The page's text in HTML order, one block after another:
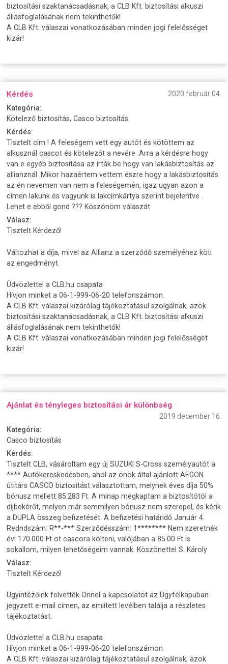
biztosítási szaktanácsadásnak, a CLB Kft. biztosítási alkuszi
állásfoglalásának nem tekinthetők!
A CLB Kft. válaszai vonatkozásában minden jogi felelősséget
kizár!
Kérdés
2020 február 04.
Kategória:
Kötelező biztosítás, Casco biztosítás
Kérdés:
Tisztelt cím ! A feleségem vett egy autót és kötöttem az
alkusznál cascot és kötelezőt a nevére .Arra a kérdésre hogy
van e egyéb biztosítása az írták be hogy van lakásbiztosítás az
allianznál .Mikor hazaértem vettem észre hogy a lakásbiztosítás
az én nevemen van nem a feleségemén, igaz ugyan azon a
címen lakunk és vagyunk is lakcímkártya szerint bejelentve .
Lehet e ebből gond ??? Köszönöm válaszát
Válasz:
Tisztelt Kérdező!
Változhat a díja, mivel az Allianz a szerződő személyéhez köti
az engedményt.
Üdvözlettel a CLB.hu csapata
Hívjon minket a 06-1-999-06-20 telefonszámon.
A CLB Kft. válaszai kizárólag tájékoztatásul szolgálnak, azok
biztosítási szaktanácsadásnak, a CLB Kft. biztosítási alkuszi
állásfoglalásának nem tekinthetők!
A CLB Kft. válaszai vonatkozásában minden jogi felelősséget
kizár!
Ajánlat és tényleges biztosítási ár különbség
2019 december 16.
Kategória:
Casco biztosítás
Kérdés:
Tisztelt CLB, vásároltam egy új SUZUKI S-Cross személyautót a
**** Autókereskedésben, ahol az önök által ajánlott AEGON
útitárs CASCO biztosítást választottam, melynek éves díja 50%
bónusz mellett 85.283 Ft. A minap megkaptam a biztosítótól a
díjbekérőt, melyen már semmilyen bónusz nem szerepel, és kérik
a DUPLA összeg befizetését. A befizetési határidő Január 4.
Redndszám: R**-*** Szerződésszám: 1******** Nem szeretnék
évi 170.000 Ft ot cascora költeni, valójában a 85.00 Ft is
sokallom, milyen lehetőségeim vannak. Köszönettel S. Károly
Válasz:
Tisztelt Kérdező!
Ügyintézőink felvették Önnel a kapcsolatot az Ügyfélkapuban
jegyzett e-mail címen, az említett levélben találja a részletes
tájékoztatást.
Üdvözlettel a CLB.hu csapata
Hívjon minket a 06-1-999-06-20 telefonszámon.
A CLB Kft. válaszai kizárólag tájékoztatásul szolgálnak, azok